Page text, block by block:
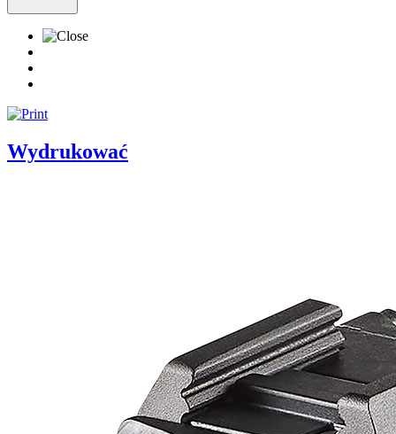
Wydrukować